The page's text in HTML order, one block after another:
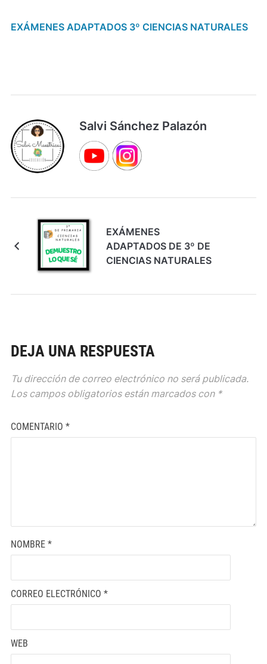
EXÁMENES ADAPTADOS 3º CIENCIAS NATURALES
Salvi Sánchez Palazón
EXÁMENES
ADAPTADOS DE 3º DE
CIENCIAS NATURALES
DEJA UNA RESPUESTA
Tu dirección de correo electrónico no será publicada.
Los campos obligatorios están marcados con *
COMENTARIO *
NOMBRE *
CORREO ELECTRÓNICO *
WEB